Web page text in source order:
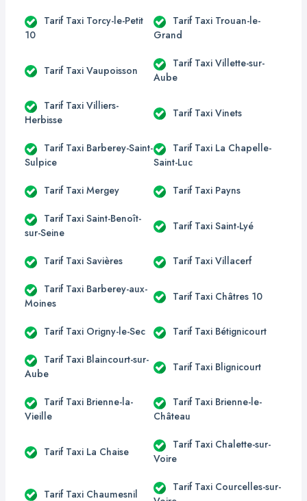
Tarif Taxi Torcy-le-Petit
10
Tarif Taxi Trouan-le-
Grand
Tarif Taxi Vaupoisson
Tarif Taxi Villette-sur-
Aube
Tarif Taxi Villiers-
Herbisse
Tarif Taxi Vinets
Tarif Taxi Barberey-Saint-
Sulpice
Tarif Taxi La Chapelle-
Saint-Luc
Tarif Taxi Mergey Tarif Taxi Payns
Tarif Taxi Saint-Benoît-
sur-Seine
Tarif Taxi Saint-Lyé
Tarif Taxi Savières Tarif Taxi Villacerf
Tarif Taxi Barberey-aux-
Moines
Tarif Taxi Châtres 10
Tarif Taxi Origny-le-Sec Tarif Taxi Bétignicourt
Tarif Taxi Blaincourt-sur-
Aube
Tarif Taxi Blignicourt
Tarif Taxi Brienne-la-
Vieille
Tarif Taxi Brienne-le-
Château
Tarif Taxi La Chaise
Tarif Taxi Chalette-sur-
Voire
Tarif Taxi Chaumesnil
Tarif Taxi Courcelles-sur-